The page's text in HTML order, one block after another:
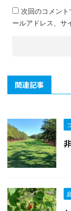
次回のコメン
ールアドレス、サ
関連記事